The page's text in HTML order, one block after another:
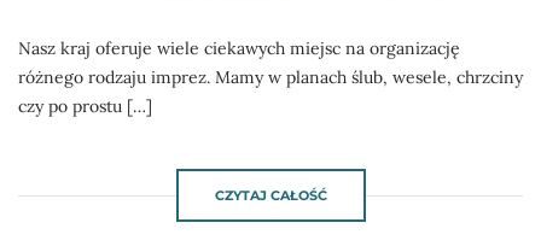
Nasz kraj oferuje wiele ciekawych miejsc na organizację
różnego rodzaju imprez. Mamy w planach ślub, wesele, chrzciny
czy po prostu […]
CZYTAJ CAŁOŚĆ